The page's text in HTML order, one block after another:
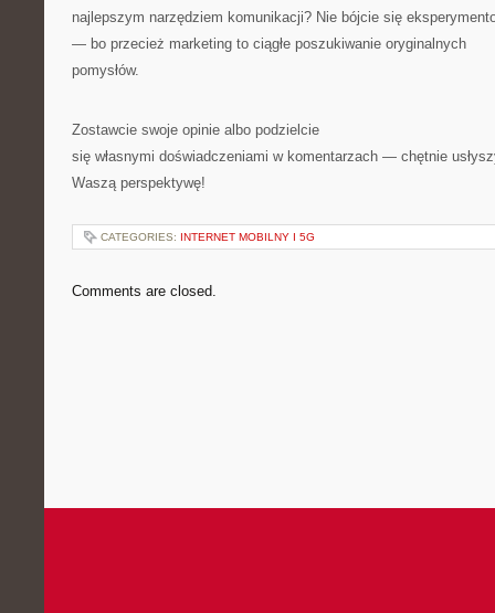
najlepszym narzędziem komunikacji? Nie bójcie się
— bo przecież marketing to ciągłe poszukiwanie oryginalnych
pomysłów.
Zostawcie swoje opinie albo podzielcie
się własnymi doświadczeniami w komentarzach — chętnie
Waszą perspektywę!
CATEGORIES: INTERNET MOBILNY I 5G
Comments are closed.